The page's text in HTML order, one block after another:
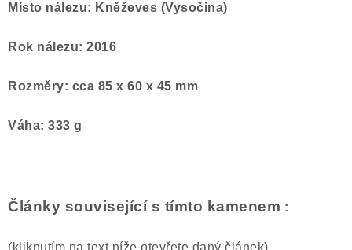
Místo nálezu: Kněževes (Vysočina)
Rok nálezu: 2016
Rozměry: cca 85 x 60 x 45 mm
Váha: 333 g
Články související s tímto kamenem :
(kliknutím na text níže otevřete daný článek)